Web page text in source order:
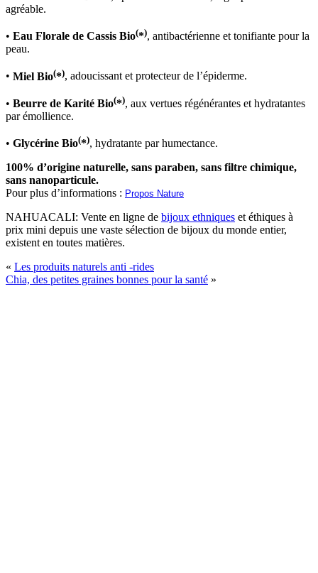
agréable.
• Eau Florale de Cassis Bio(*), antibactérienne et tonifiante pour la
peau.
• Miel Bio(*), adoucissant et protecteur de l’épiderme.
• Beurre de Karité Bio(*), aux vertues régénérantes et hydratantes
par émollience.
• Glycérine Bio(*), hydratante par humectance.
100% d’origine naturelle, sans paraben, sans filtre chimique,
sans nanoparticule.
Pour plus d’informations : Propos Nature
NAHUACALI: Vente en ligne de bijoux ethniques et éthiques à
prix mini depuis une vaste sélection de bijoux du monde entier,
existent en toutes matières.
« Les produits naturels anti -rides
Chia, des petites graines bonnes pour la santé »